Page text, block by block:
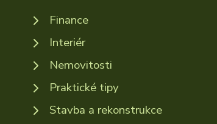
Finance
Interiér
Nemovitosti
Praktické tipy
Stavba a rekonstrukce